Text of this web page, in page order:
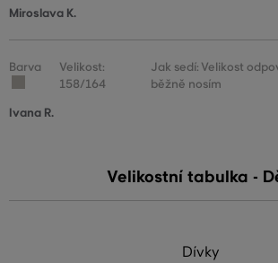
Miroslava K.
Barva
Velikost:
158/164
Jak sedí: Velikost
běžně nosím
Ivana R.
Velikostní tabulka -
Dívky